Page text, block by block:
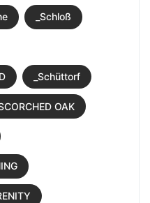
_Schloß
_Schüttorf
OAK